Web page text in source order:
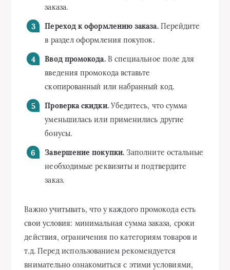
заказа.
Переход к оформлению заказа.Перейдите
в раздел оформления покупок.
Ввод промокода.В специальное поле для
введения промокода вставьте
скопированный или набранный код.
Проверка скидки.Убедитесь, что сумма
уменьшилась или применились другие
бонусы.
Завершение покупки.Заполните остальные
необходимые реквизиты и подтвердите
заказ.
Важно учитывать, что у каждого промокода есть
свои условия: минимальная сумма заказа, сроки
действия, ограничения по категориям товаров и
т.д. Перед использованием рекомендуется
внимательно ознакомиться с этими условиями,